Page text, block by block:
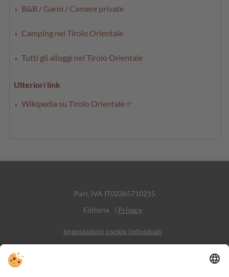
B&B / Garni / Camere private
Camping nel Tirolo Orientale
Tutti gli alloggi nel Tirolo Orientale
Ulteriori link
Wikipedia su Tirolo Orientale
Part. IVA IT02365710215
Editoria
| Privacy
Impostazioni cookie individuali